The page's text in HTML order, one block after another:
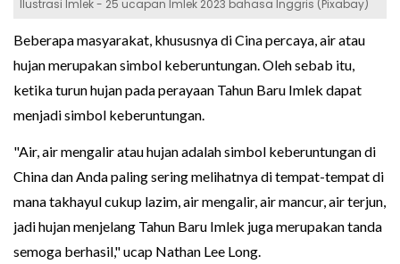
Ilustrasi Imlek - 25 ucapan Imlek 2023 bahasa Inggris (Pixabay)
Beberapa masyarakat, khususnya di Cina percaya, air atau
hujan merupakan simbol keberuntungan. Oleh sebab itu,
ketika turun hujan pada perayaan Tahun Baru Imlek dapat
menjadi simbol keberuntungan.
"Air, air mengalir atau hujan adalah simbol keberuntungan di
China dan Anda paling sering melihatnya di tempat-tempat di
mana takhayul cukup lazim, air mengalir, air mancur, air terjun,
jadi hujan menjelang Tahun Baru Imlek juga merupakan tanda
semoga berhasil," ucap Nathan Lee Long.